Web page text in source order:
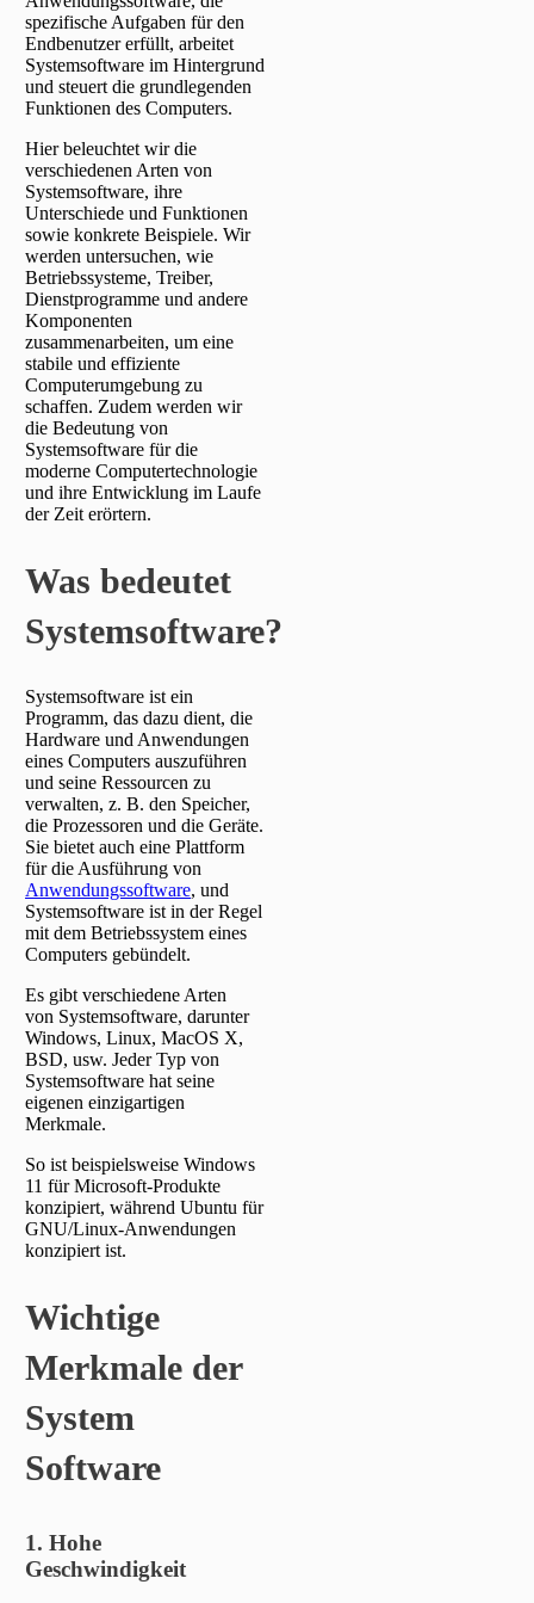
spezifische Aufgaben für den
Endbenutzer erfüllt, arbeitet
Systemsoftware im Hintergrund
und steuert die grundlegenden
Funktionen des Computers.
Hier beleuchtet wir die
verschiedenen Arten von
Systemsoftware, ihre
Unterschiede und Funktionen
sowie konkrete Beispiele. Wir
werden untersuchen, wie
Betriebssysteme, Treiber,
Dienstprogramme und andere
Komponenten
zusammenarbeiten, um eine
stabile und effiziente
Computerumgebung zu
schaffen. Zudem werden wir
die Bedeutung von
Systemsoftware für die
moderne Computertechnologie
und ihre Entwicklung im Laufe
der Zeit erörtern.
Was bedeutet
Systemsoftware?
Systemsoftware ist ein
Programm, das dazu dient, die
Hardware und Anwendungen
eines Computers auszuführen
und seine Ressourcen zu
verwalten, z. B. den Speicher,
die Prozessoren und die Geräte.
Sie bietet auch eine Plattform
für die Ausführung von
Anwendungssoftware, und
Systemsoftware ist in der Regel
mit dem Betriebssystem eines
Computers gebündelt.
Es gibt verschiedene Arten
von Systemsoftware, darunter
Windows, Linux, MacOS X,
BSD, usw. Jeder Typ von
Systemsoftware hat seine
eigenen einzigartigen
Merkmale.
So ist beispielsweise Windows
11 für Microsoft-Produkte
konzipiert, während Ubuntu für
GNU/Linux-Anwendungen
konzipiert ist.
Wichtige
Merkmale der
System
Software
1. Hohe
Geschwindigkeit